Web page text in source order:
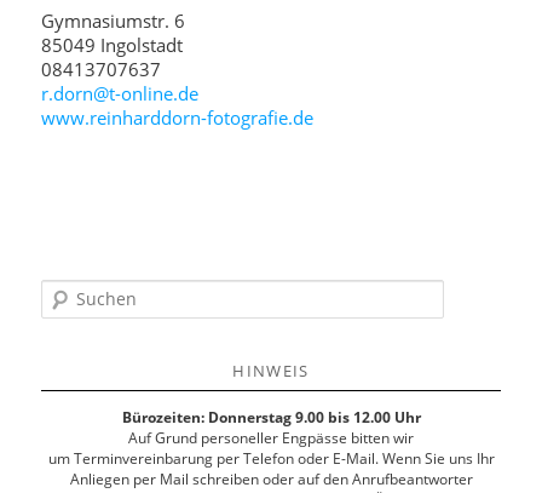
Gymnasiumstr. 6
85049 Ingolstadt
08413707637
r.dorn@t-online.de
www.reinharddorn-fotografie.de
n
HINWEIS
Bürozeiten: Donnerstag 9.00 bis 12.00 Uhr
Auf Grund personeller Engpässe bitten wir
um Terminvereinbarung per Telefon oder E-Mail. Wenn Sie uns Ihr
Anliegen per Mail schreiben oder auf den Anrufbeantworter